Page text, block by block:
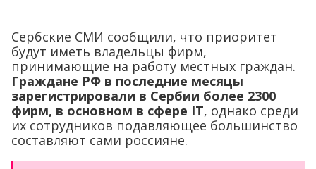
Сербские СМИ сообщили, что приоритет
будут иметь владельцы фирм,
принимающие на работу местных граждан.
Граждане РФ в последние месяцы
зарегистрировали в Сербии более 2300
фирм, в основном в сфере IT, однако среди
их сотрудников подавляющее большинство
составляют сами россияне.